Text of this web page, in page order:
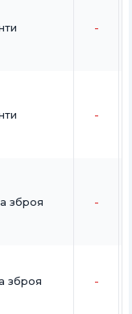
-
-
зброя -
зброя -